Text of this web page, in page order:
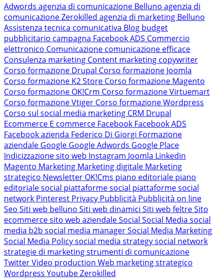
Adwords agenzia di comunicazione Belluno agenzia di
comunicazione Zerokilled agenzia di marketing Belluno
Assistenza tecnica comunicativa Blog budget
pubblicitario campagna Facebook ADS Commercio
elettronico Comunicazione comunicazione efficace
Consulenza marketing Content marketing copywriter
Corso formazione Drupal Corso formazione Joomla
Corso formazione K2 Store Corso formazione Magento
Corso formazione OK!Crm Corso formazione Virtuemart
Corso formazione Vtiger Corso formazione Wordpress
Corso sul social media marketing CRM Drupal
Ecommerce E commerce Facebook Facebook ADS
Facebook azienda Federico Di Giorgi Formazione
aziendale Google Google Adwords Google Place
Indicizzazione sito web Instagram Joomla Linkedin
Magento Marketing Marketing digitale Marketing
strategico Newsletter OK!Cms piano editoriale piano
editoriale social piattaforme social piattaforme social
network Pinterest Privacy Pubblicità Pubblicità on line
Seo Siti web belluno Siti web dinamici Siti web feltreSito
ecommercesito web aziendaleSocial Social Media social
media b2b social media managerSocial Media Marketing
Social Media Policysocial media strategysocial network
strategie di marketingstrumenti di comunicazione
TwitterVideo production Web marketing strategico
Wordpress YoutubeZerokilled